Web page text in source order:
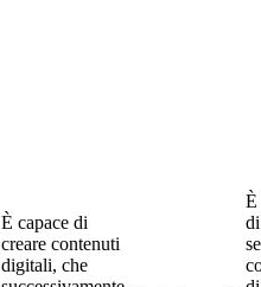
È capace di
creare contenuti
digitali, che
È